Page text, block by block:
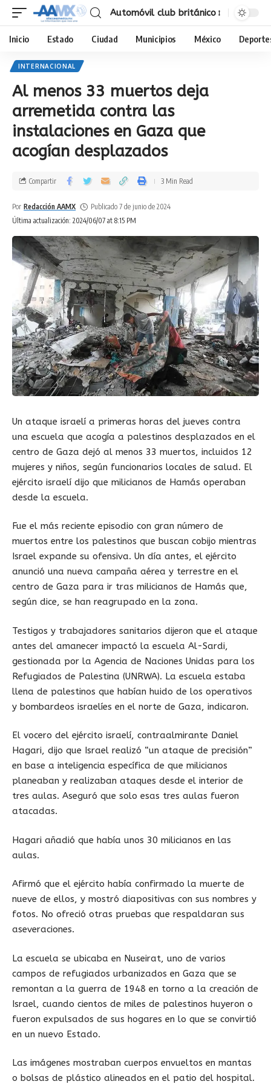
Automóvil club británico
Inicio Estado Ciudad Municipios México
INTERNACIONAL
Al menos 33 muertos deja
arremetida contra las
instalaciones en Gaza que
acogían desplazados
Última actualización: 2024/06/07 at 8:15 PM
Por Redacción AAMX Publicado 7 de junio de 2024
Compartir 3 Min Read
Un ataque israelí a primeras horas del jueves contra
una escuela que acogía a palestinos desplazados en el
centro de Gaza dejó al menos 33 muertos, incluidos 12
mujeres y niños, según funcionarios locales de salud. El
ejército israelí dijo que milicianos de Hamás operaban
desde la escuela.
Fue el más reciente episodio con gran número de
muertos entre los palestinos que buscan cobijo mientras
Israel expande su ofensiva. Un día antes, el ejército
anunció una nueva campaña aérea y terrestre en el
centro de Gaza para ir tras milicianos de Hamás que,
según dice, se han reagrupado en la zona.
Testigos y trabajadores sanitarios dijeron que el ataque
antes del amanecer impactó la escuela Al-Sardi,
gestionada por la Agencia de Naciones Unidas para los
Refugiados de Palestina (UNRWA). La escuela estaba
llena de palestinos que habían huido de los operativos
y bombardeos israelíes en el norte de Gaza, indicaron.
El vocero del ejército israelí, contraalmirante Daniel
Hagari, dijo que Israel realizó “un ataque de precisión”
en base a inteligencia específica de que milicianos
planeaban y realizaban ataques desde el interior de
tres aulas. Aseguró que solo esas tres aulas fueron
atacadas.
Hagari añadió que había unos 30 milicianos en las
aulas.
Afirmó que el ejército había confirmado la muerte de
nueve de ellos, y mostró diapositivas con sus nombres y
fotos. No ofreció otras pruebas que respaldaran sus
aseveraciones.
La escuela se ubicaba en Nuseirat, uno de varios
campos de refugiados urbanizados en Gaza que se
remontan a la guerra de 1948 en torno a la creación de
Israel, cuando cientos de miles de palestinos huyeron o
fueron expulsados de sus hogares en lo que se convirtió
en un nuevo Estado.
Las imágenes mostraban cuerpos envueltos en mantas
o bolsas de plástico alineados en el patio del hospital.